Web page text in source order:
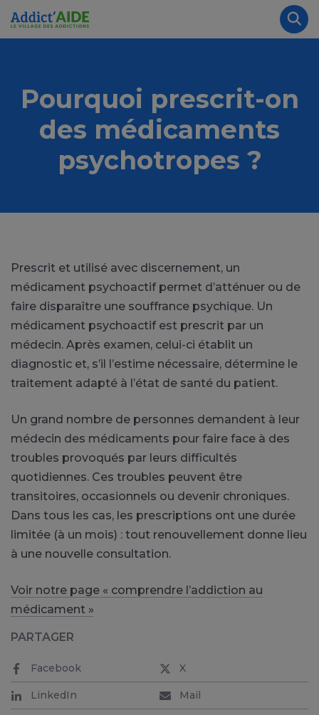
Aller au contenu principal
Pourquoi prescrit-on
des médicaments
psychotropes ?
Prescrit et utilisé avec discernement, un
médicament psychoactif permet d’atténuer ou de
faire disparaître une souffrance psychique. Un
médicament psychoactif est prescrit par un
médecin. Après examen, celui-ci établit un
diagnostic et, s’il l’estime nécessaire, détermine le
traitement adapté à l’état de santé du patient.
Un grand nombre de personnes demandent à leur
médecin des médicaments pour faire face à des
troubles provoqués par leurs difficultés
quotidiennes. Ces troubles peuvent être
transitoires, occasionnels ou devenir chroniques.
Dans tous les cas, les prescriptions ont une durée
limitée (à un mois) : tout renouvellement donne lieu
à une nouvelle consultation.
Voir notre page « comprendre l’addiction au
médicament »
PARTAGER
Facebook X
LinkedIn Mail
Panneau de gestion des cookies